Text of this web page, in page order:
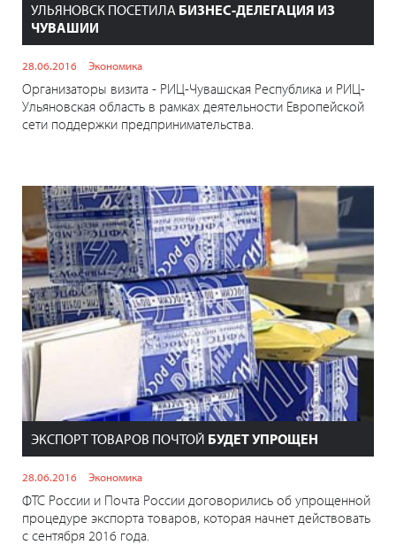
УЛЬЯНОВСК ПОСЕТИЛА БИЗНЕС-ДЕЛЕГАЦИЯ ИЗ
ЧУВАШИИ
28.06.2016 Экономика
Организаторы визита - РИЦ-Чувашская Республика и РИЦ-
Ульяновская область в рамках деятельности Европейской
сети поддержки предпринимательства.
ЭКСПОРТ ТОВАРОВ ПОЧТОЙ БУДЕТ УПРОЩЕН
28.06.2016 Экономика
ФТС России и Почта России договорились об упрощенной
процедуре экспорта товаров, которая начнет действовать
с сентября 2016 года.